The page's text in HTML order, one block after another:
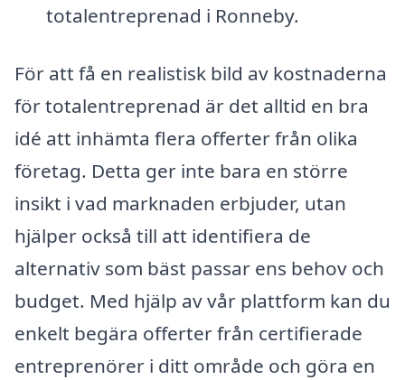
totalentreprenad i Ronneby.
För att få en realistisk bild av kostnaderna
för totalentreprenad är det alltid en bra
idé att inhämta flera offerter från olika
företag. Detta ger inte bara en större
insikt i vad marknaden erbjuder, utan
hjälper också till att identifiera de
alternativ som bäst passar ens behov och
budget. Med hjälp av vår plattform kan du
enkelt begära offerter från certifierade
entreprenörer i ditt område och göra en